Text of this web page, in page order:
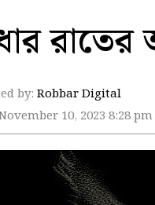
রাতের
by: Robbar Digital
10, 2023 8:28 pm